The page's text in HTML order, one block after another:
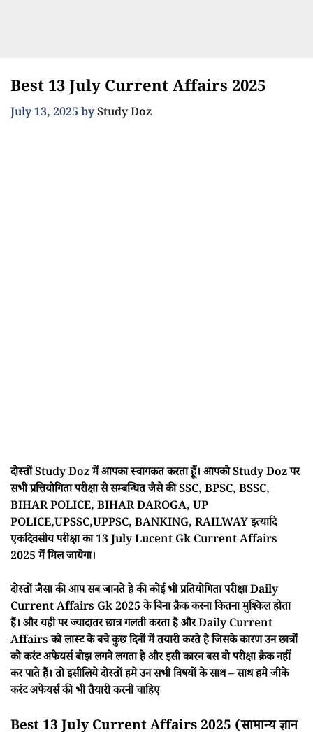
Best 13 July Current Affairs 2025
July 13, 2025 byStudy Doz
दोस्तों Study Doz में आपका स्वागकत करता हूँ। आपको Study Doz पर
सभी प्रत्तियोगिता परीक्षा से सम्बन्धित जैसे की SSC, BPSC, BSSC,
BIHAR POLICE, BIHAR DAROGA, UP
POLICE,UPSSC,UPPSC, BANKING, RAILWAY इत्यादि
एकदिवसीय परीक्षा का 13 July Lucent Gk Current Affairs
2025 में मिल जायेगा।
दोस्तों जैसा की आप सब जानते हे की कोई भी प्रतियोगिता परीक्षा Daily
Current Affairs Gk 2025 के बिना क्रैक करना कितना मुश्किल होता
हैं। और यही पर ज्यादातर छात्र गलती करता है और Daily Current
Affairs को लास्ट के बचे कुछ दिनों में तयारी करते है जिसके कारण उन छात्रों
को करंट अफेयर्स बोझ लगने लगता हे और इसी कारन बस वो परीक्षा क्रैक नहीं
कर पाते हैं। तो इसीलिये दोस्तों हमे उन सभी विषयों के साथ – साथ हमे जीके
करंट अफेयर्स की भी तैयारी करनी चाहिए
Best 13 July Current Affairs 2025 (सामान्य ज्ञान